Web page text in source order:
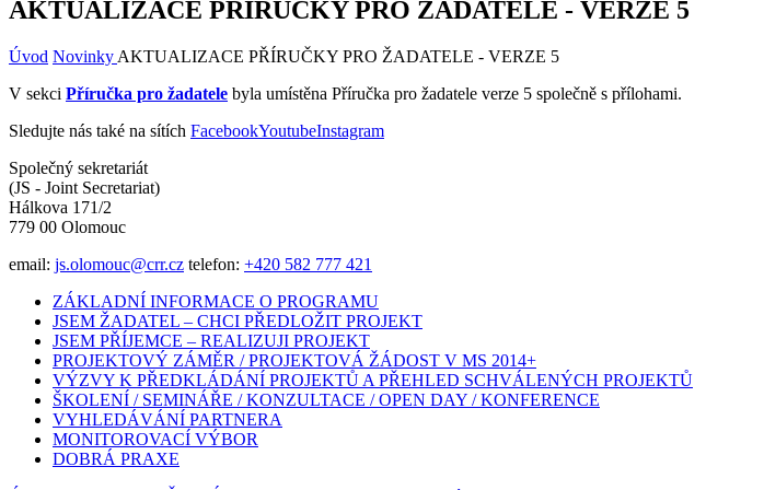
AKTUALIZACE PŘÍRUČKY PRO ŽADATELE - VERZE 5
Úvod Novinky AKTUALIZACE PŘÍRUČKY PRO ŽADATELE - VERZE 5
V sekci Příručka pro žadatele byla umístěna Příručka pro žadatele verze 5 společně s přílohami.
Sledujte nás také na sítích FacebookYoutubeInstagram
Společný sekretariát
(JS - Joint Secretariat)
Hálkova 171/2
779 00 Olomouc
email: js.olomouc@crr.cz telefon: +420 582 777 421
ZÁKLADNÍ INFORMACE O PROGRAMU
JSEM ŽADATEL – CHCI PŘEDLOŽIT PROJEKT
JSEM PŘÍJEMCE – REALIZUJI PROJEKT
PROJEKTOVÝ ZÁMĚR / PROJEKTOVÁ ŽÁDOST V MS 2014+
VÝZVY K PŘEDKLÁDÁNÍ PROJEKTŮ A PŘEHLED SCHVÁLENÝCH PROJEKTŮ
ŠKOLENÍ / SEMINÁŘE / KONZULTACE / OPEN DAY / KONFERENCE
VYHLEDÁVÁNÍ PARTNERA
MONITOROVACÍ VÝBOR
DOBRÁ PRAXE